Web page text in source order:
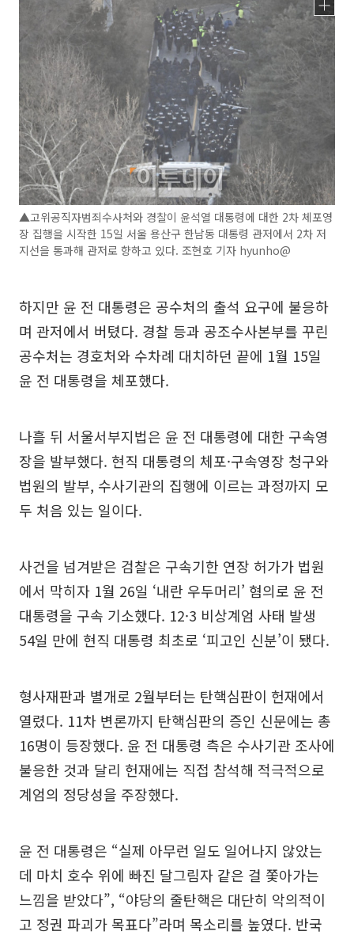
▲고위공직자범죄수사처와 경찰이 윤석열 대통령에 대한 2차 체포영
장 집행을 시작한 15일 서울 용산구 한남동 대통령 관저에서 2차 저
지선을 통과해 관저로 향하고 있다. 조현호 기자 hyunho@
하지만 윤 전 대통령은 공수처의 출석 요구에 불응하
며 관저에서 버텼다. 경찰 등과 공조수사본부를 꾸린
공수처는 경호처와 수차례 대치하던 끝에 1월 15일
윤 전 대통령을 체포했다.
나흘 뒤 서울서부지법은 윤 전 대통령에 대한 구속영
장을 발부했다. 현직 대통령의 체포·구속영장 청구와
법원의 발부, 수사기관의 집행에 이르는 과정까지 모
두 처음 있는 일이다.
사건을 넘겨받은 검찰은 구속기한 연장 허가가 법원
에서 막히자 1월 26일 ‘내란 우두머리’ 혐의로 윤 전
대통령을 구속 기소했다. 12·3 비상계엄 사태 발생
54일 만에 현직 대통령 최초로 ‘피고인 신분’이 됐다.
형사재판과 별개로 2월부터는 탄핵심판이 헌재에서
열렸다. 11차 변론까지 탄핵심판의 증인 신문에는 총
16명이 등장했다. 윤 전 대통령 측은 수사기관 조사에
불응한 것과 달리 헌재에는 직접 참석해 적극적으로
계엄의 정당성을 주장했다.
윤 전 대통령은 “실제 아무런 일도 일어나지 않았는
데 마치 호수 위에 빠진 달그림자 같은 걸 쫓아가는
느낌을 받았다”, “야당의 줄탄핵은 대단히 악의적이
고 정권 파괴가 목표다”라며 목소리를 높였다. 반국